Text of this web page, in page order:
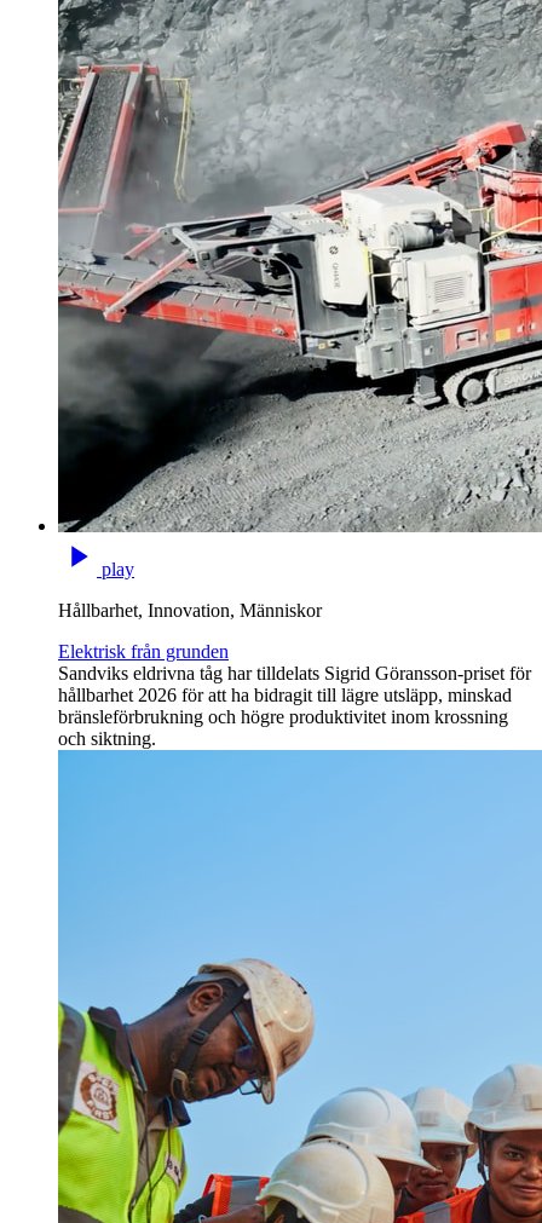
play
Hållbarhet, Innovation, Människor
Elektrisk från grunden
Sandviks eldrivna tåg har tilldelats Sigrid Göransson-priset för
hållbarhet 2026 för att ha bidragit till lägre utsläpp, minskad
bränsleförbrukning och högre produktivitet inom krossning
och siktning.